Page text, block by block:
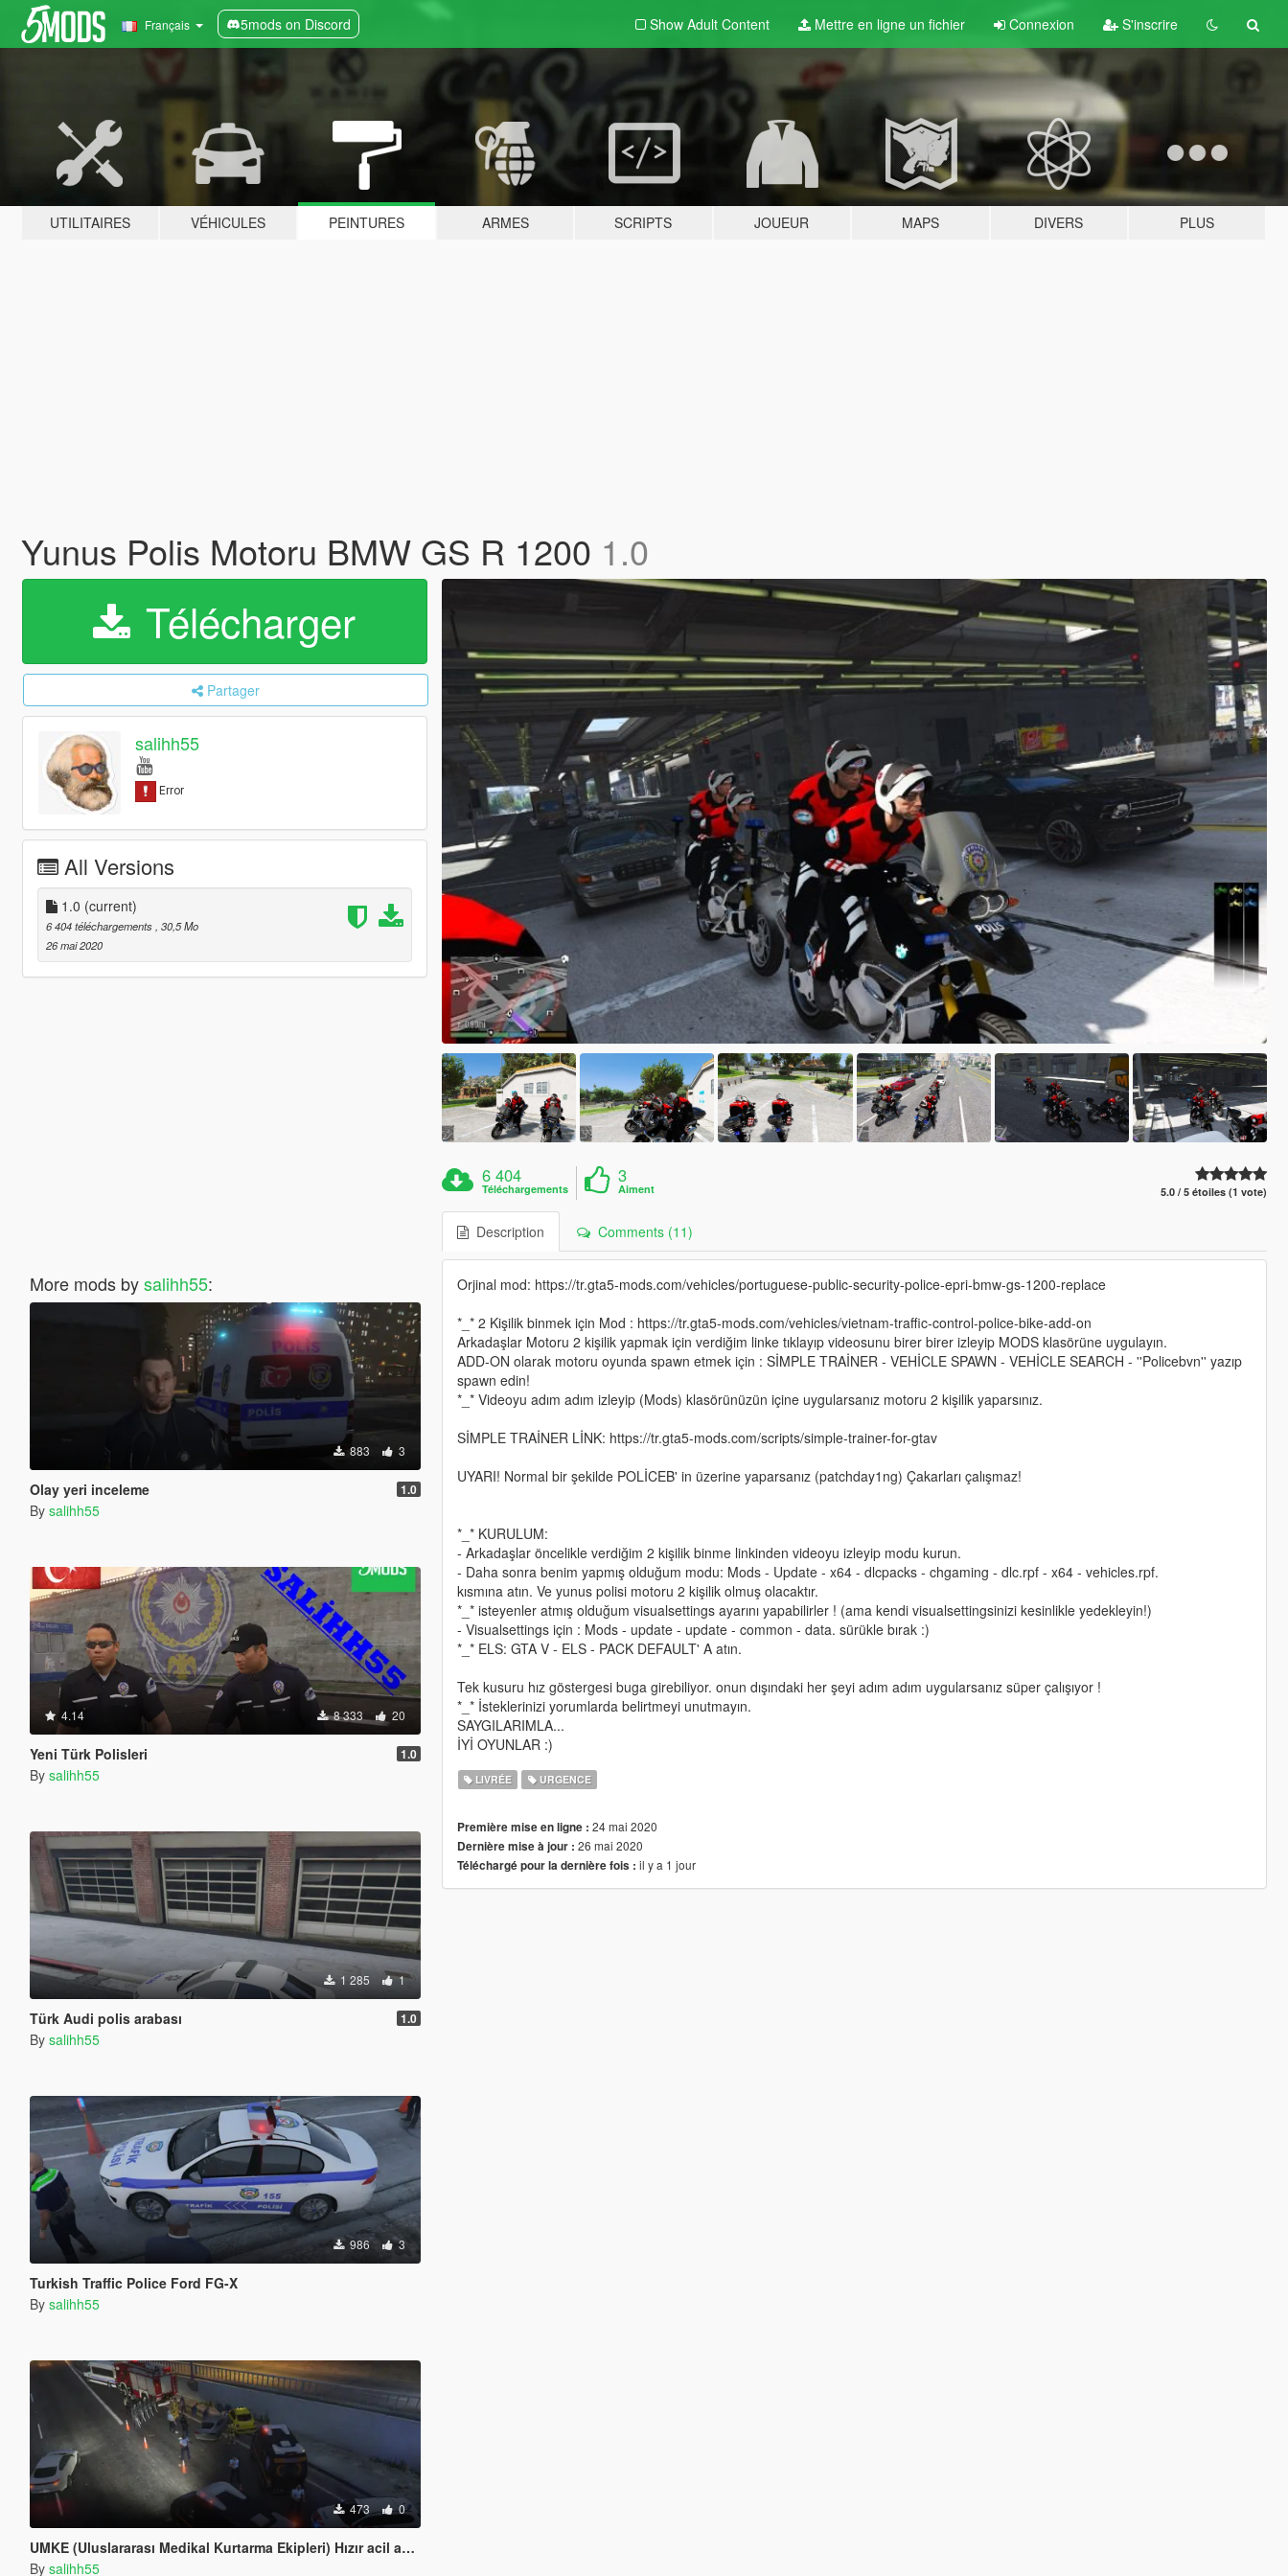
Français 5mods on Discord Show Adult Content Mettre en ligne un fichier Connexion S'inscrire
UTILITAIRES VÉHICULES PEINTURES ARMES SCRIPTS JOUEUR MAPS DIVERS PLUS
Yunus Polis Motoru BMW GS R 1200 1.0
Télécharger
Partager
salihh55
All Versions
1.0 (current)
6 404 téléchargements , 30,5 Mo
26 mai 2020
More mods bysalihh55:
883 3
Olay yeri inceleme 1.0
By salihh55
4.14 8 333 20
Yeni Türk Polisleri 1.0
By salihh55
1 285 1
Türk Audi polis arabası 1.0
By salihh55
986 3
Turkish Traffic Police Ford FG-X
By salihh55
473 0
UMKE (Uluslararası Medikal Kurtarma Ekipleri) Hızır acil ambulans
By salihh55
6 404
Téléchargements
3
Aiment 5.0 / 5 étoiles (1 vote)
Description Comments (11)
Orjinal mod: https://tr.gta5-mods.com/vehicles/portuguese-public-security-police-epri-bmw-gs-1200-replace
*_* 2 Kişilik binmek için Mod : https://tr.gta5-mods.com/vehicles/vietnam-traffic-control-police-bike-add-on
Arkadaşlar Motoru 2 kişilik yapmak için verdiğim linke tıklayıp videosunu birer birer izleyip MODS klasörüne uygulayın.
ADD-ON olarak motoru oyunda spawn etmek için : SİMPLE TRAİNER - VEHİCLE SPAWN - VEHİCLE SEARCH - ''Policebvn'' yazıp
spawn edin!
*_* Videoyu adım adım izleyip (Mods) klasörünüzün içine uygularsanız motoru 2 kişilik yaparsınız.
SİMPLE TRAİNER LİNK: https://tr.gta5-mods.com/scripts/simple-trainer-for-gtav
UYARI! Normal bir şekilde POLİCEB' in üzerine yaparsanız (patchday1ng) Çakarları çalışmaz!
*_* KURULUM:
- Arkadaşlar öncelikle verdiğim 2 kişilik binme linkinden videoyu izleyip modu kurun.
- Daha sonra benim yapmış olduğum modu: Mods - Update - x64 - dlcpacks - chgaming - dlc.rpf - x64 - vehicles.rpf.
kısmına atın. Ve yunus polisi motoru 2 kişilik olmuş olacaktır.
*_* isteyenler atmış olduğum visualsettings ayarını yapabilirler ! (ama kendi visualsettingsinizi kesinlikle yedekleyin!)
- Visualsettings için : Mods - update - update - common - data. sürükle bırak :)
*_* ELS: GTA V - ELS - PACK DEFAULT' A atın.
Tek kusuru hız göstergesi buga girebiliyor. onun dışındaki her şeyi adım adım uygularsanız süper çalışıyor !
*_* İsteklerinizi yorumlarda belirtmeyi unutmayın.
SAYGILARIMLA...
İYİ OYUNLAR :)
LIVRÉE URGENCE
Première mise en ligne : 24 mai 2020
Dernière mise à jour : 26 mai 2020
Téléchargé pour la dernière fois : il y a 1 jour